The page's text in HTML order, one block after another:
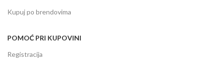
Kupuj po brendovima
POMOĆ PRI KUPOVINI
Registracija